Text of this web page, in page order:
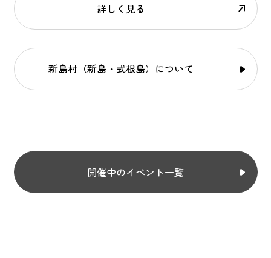
詳しく見る
新島村（新島・式根島）について
開催中のイベント一覧